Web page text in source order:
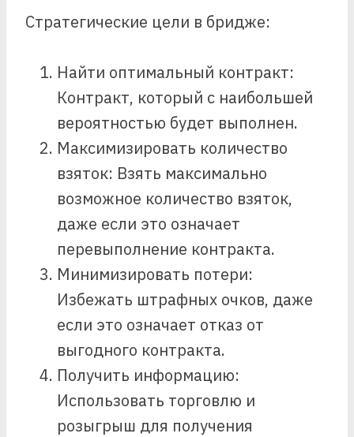
Стратегические цели в бридже:
Найти оптимальный контракт:
Контракт, который с наибольшей
вероятностью будет выполнен.
Максимизировать количество
взяток: Взять максимально
возможное количество взяток,
даже если это означает
перевыполнение контракта.
Минимизировать потери:
Избежать штрафных очков, даже
если это означает отказ от
выгодного контракта.
Получить информацию:
Использовать торговлю и
розыгрыш для получения